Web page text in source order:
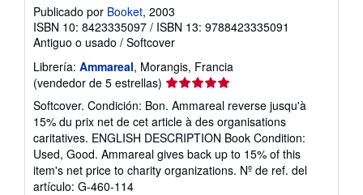
Publicado por Booket, 2003
ISBN 10: 8423335097 / ISBN 13: 9788423335091
Antiguo o usado / Softcover
Librería: Ammareal, Morangis, Francia
(vendedor de 5 estrellas) Calificación
del
vendedor:
5
de
5
estrellas
Softcover. Condición: Bon. Ammareal reverse jusqu'à
15% du prix net de cet article à des organisations
caritatives. ENGLISH DESCRIPTION Book Condition:
Used, Good. Ammareal gives back up to 15% of this
item's net price to charity organizations. Nº de ref. del
artículo: G-460-114